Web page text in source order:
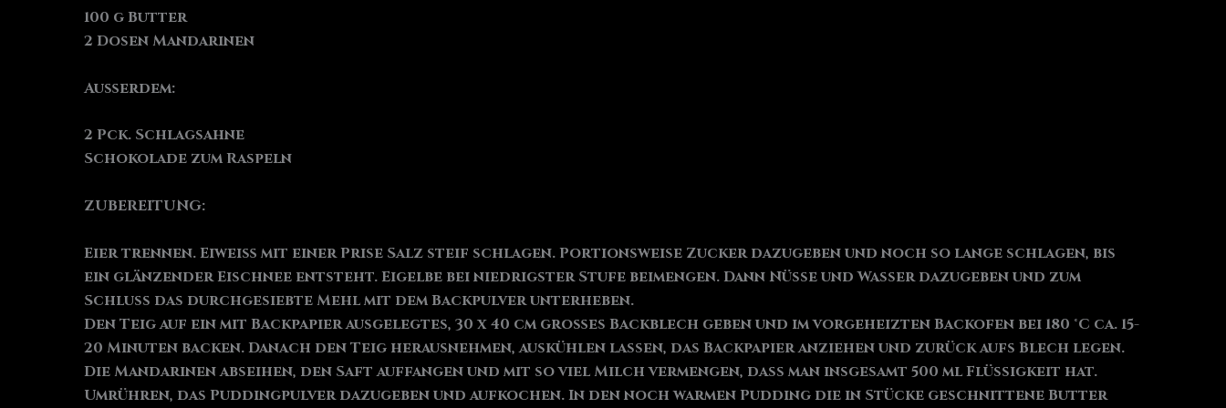
100 g Butter
2 Dosen Mandarinen
Außerdem:
2 Pck. Schlagsahne
Schokolade zum Raspeln
ZUBEREITUNG:
Eier trennen. Eiweiß mit einer Prise Salz steif schlagen. Portionsweise Zucker dazugeben und noch so lange schlagen, bis
ein glänzender Eischnee entsteht. Eigelbe bei niedrigster Stufe beimengen. Dann Nüsse und Wasser dazugeben und zum
Schluss das durchgesiebte Mehl mit dem Backpulver unterheben.
Den Teig auf ein mit Backpapier ausgelegtes, 30 x 40 cm großes Backblech geben und im vorgeheizten Backofen bei 180 °C ca. 15-
20 Minuten backen. Danach den Teig herausnehmen, auskühlen lassen, das Backpapier anziehen und zurück aufs Blech legen.
Die Mandarinen abseihen, den Saft auffangen und mit so viel Milch vermengen, dass man insgesamt 500 ml Flüssigkeit hat.
Umrühren, das Puddingpulver dazugeben und aufkochen. In den noch warmen Pudding die in Stücke geschnittene Butter